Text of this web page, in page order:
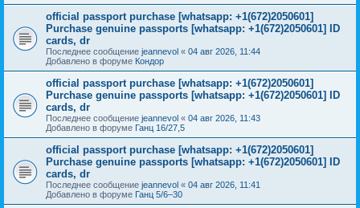
official passport purchase [whatsapp: +1(672)2050601]
Purchase genuine passports [whatsapp: +1(672)2050601] ID
cards, dr
Последнее сообщение jeannevol « 04 авг 2026, 11:44
Добавлено в форуме Кондор
official passport purchase [whatsapp: +1(672)2050601]
Purchase genuine passports [whatsapp: +1(672)2050601] ID
cards, dr
Последнее сообщение jeannevol « 04 авг 2026, 11:43
Добавлено в форуме Ганц 16/27,5
official passport purchase [whatsapp: +1(672)2050601]
Purchase genuine passports [whatsapp: +1(672)2050601] ID
cards, dr
Последнее сообщение jeannevol « 04 авг 2026, 11:41
Добавлено в форуме Ганц 5/6–30